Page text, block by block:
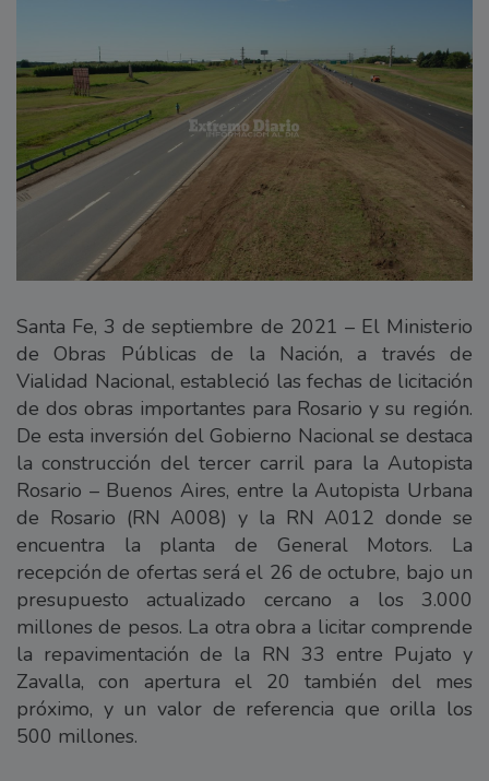
Santa Fe, 3 de septiembre de 2021 – El Ministerio
de Obras Públicas de la Nación, a través de
Vialidad Nacional, estableció las fechas de licitación
de dos obras importantes para Rosario y su región.
De esta inversión del Gobierno Nacional se destaca
la construcción del tercer carril para la Autopista
Rosario – Buenos Aires, entre la Autopista Urbana
de Rosario (RN A008) y la RN A012 donde se
encuentra la planta de General Motors. La
recepción de ofertas será el 26 de octubre, bajo un
presupuesto actualizado cercano a los 3.000
millones de pesos. La otra obra a licitar comprende
la repavimentación de la RN 33 entre Pujato y
Zavalla, con apertura el 20 también del mes
próximo, y un valor de referencia que orilla los
500 millones.